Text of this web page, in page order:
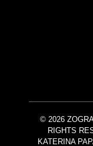
© 2026
RIGHTS
KATERINA